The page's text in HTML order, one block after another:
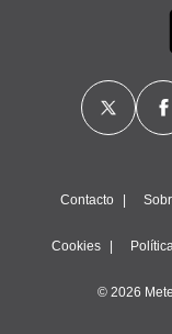
Almacenar la
ella, uso de datos
perfiles para
perfil para
selección de
la combinación de
con el objetivo de
mediante análisis
Contacto
Cookies
© 2026